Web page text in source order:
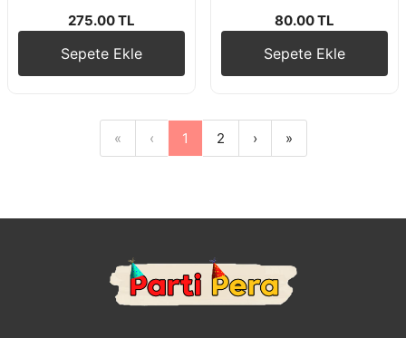
275.00 TL
Sepete Ekle
80.00 TL
Sepete Ekle
« ‹ 1 2 › »